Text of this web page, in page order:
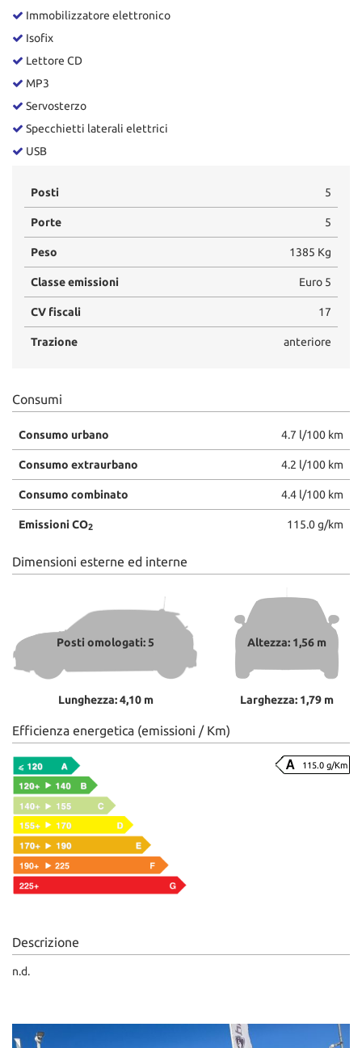
Immobilizzatore elettronico
Isofix
Lettore CD
MP3
Servosterzo
Specchietti laterali elettrici
USB
Posti 5
Porte 5
Peso 1385 Kg
Classe emissioni Euro 5
CV fiscali 17
Trazione anteriore
Consumi
Consumo urbano 4.7 l/100 km
Consumo extraurbano 4.2 l/100 km
Consumo combinato 4.4 l/100 km
Emissioni CO2 115.0 g/km
Dimensioni esterne ed interne
Posti omologati: 5
Lunghezza: 4,10 m
Altezza: 1,56 m
Larghezza: 1,79 m
Efficienza energetica (emissioni / Km)
115.0 g/Km
Descrizione
n.d.